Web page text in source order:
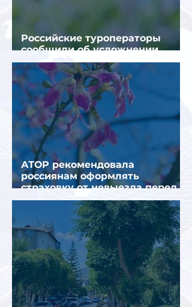
Российские туроператоры
сообщили об усложнении
получения виз в Грецию
АТОР рекомендовала
россиянам оформлять
страховку от невыезда перед
поездкой в Грецию